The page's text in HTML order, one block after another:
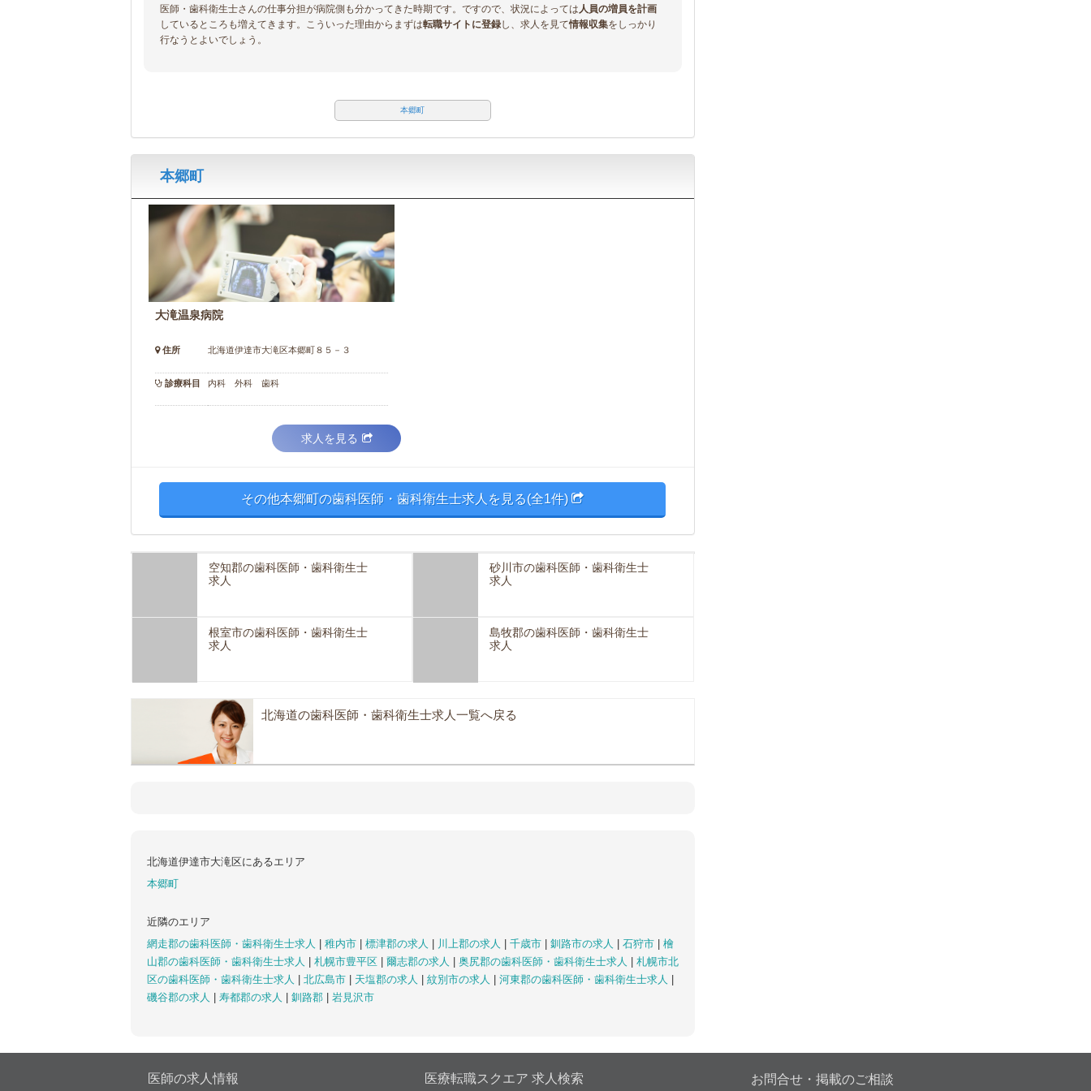
医師・歯科衛生士さんの仕事分担が病院側も分かってきた時期です。ですので、状況によっては人員の増員を計画
しているところも増えてきます。こういった理由からまずは転職サイトに登録し、求人を見て情報収集をしっかり
行なうとよいでしょう。
本郷町
本郷町
大滝温泉病院
住所 北海道伊達市大滝区本郷町８５－３
診療科目 内科 外科 歯科
求人を見る
その他本郷町の歯科医師・歯科衛生士求人を見る(全1件)
空知郡の歯科医師・歯科衛生士
求人
砂川市の歯科医師・歯科衛生士
求人
根室市の歯科医師・歯科衛生士
求人
島牧郡の歯科医師・歯科衛生士
求人
北海道の歯科医師・歯科衛生士求人一覧へ戻る
北海道伊達市大滝区にあるエリア
本郷町
近隣のエリア
網走郡の歯科医師・歯科衛生士求人
稚内市 標津郡の求人 川上郡の求人 千歳市 釧路市の求人 石狩市
檜
山郡の歯科医師・歯科衛生士求人
札幌市豊平区 爾志郡の求人 奥尻郡の歯科医師・歯科衛生士求人
札幌市北
区の歯科医師・歯科衛生士求人
北広島市 天塩郡の求人 紋別市の求人 河東郡の歯科医師・歯科衛生士求人
磯谷郡の求人
寿都郡の求人 釧路郡 岩見沢市
医師の求人情報 医療転職スクエア 求人検索 お問合せ・掲載のご相談